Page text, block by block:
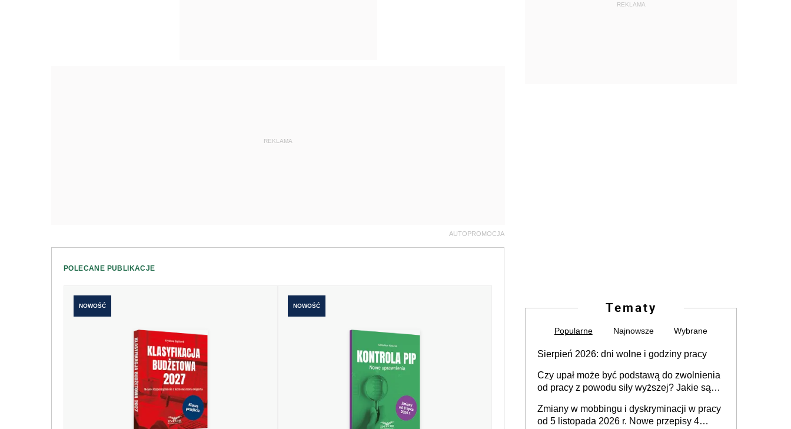
REKLAMA
AUTOPROMOCJA
POLECANE PUBLIKACJE
NOWOŚĆ NOWOŚĆ
REKLAMA
Tematy
Popularne Najnowsze Wybrane
Sierpień 2026: dni wolne i godziny pracy
Czy upał może być podstawą do zwolnienia
od pracy z powodu siły wyższej? Jakie są
Zmiany w mobbingu i dyskryminacji w pracy
od 5 listopada 2026 r. Nowe przepisy 4